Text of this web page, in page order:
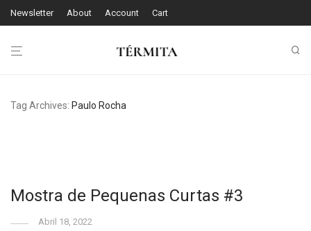
Newsletter About Account Cart
Tag Archives: Paulo Rocha
Mostra de Pequenas Curtas #3
Abril 18, 2022